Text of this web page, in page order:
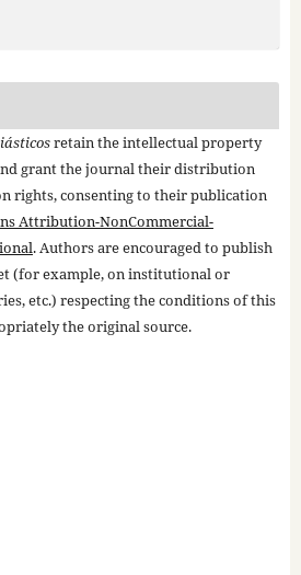
retain the intellectual property
grant the journal their distribution
rights, consenting to their publication
Attribution-NonCommercial-
. Authors are encouraged to publish
(for example, on institutional or
etc.) respecting the conditions of this
the original source.